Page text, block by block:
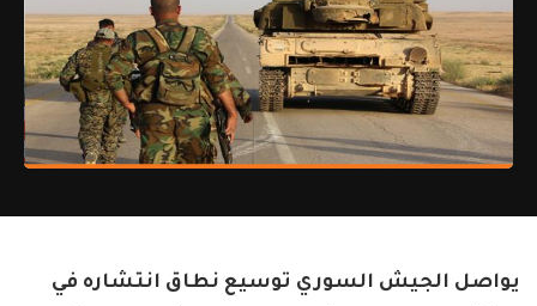
يواصل الجيش السوري توسيع نطاق انتشاره في